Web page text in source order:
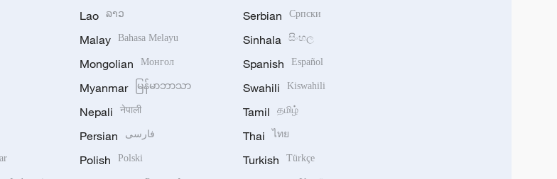
Lao ລາວ
Malay Bahasa Melayu
Mongolian Монгол
Myanmar မြန်မာဘာသာ
Nepali नेपाली
Persian فارسی
Polish Polski
Serbian Српски
Sinhala සිංහල
Spanish Español
Swahili Kiswahili
Tamil தமிழ்
Thai ไทย
Turkish Türkçe